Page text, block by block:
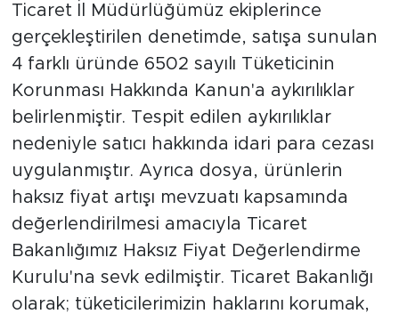
Ticaret İl Müdürlüğümüz ekiplerince
gerçekleştirilen denetimde, satışa sunulan
4 farklı üründe 6502 sayılı Tüketicinin
Korunması Hakkında Kanun'a aykırılıklar
belirlenmiştir. Tespit edilen aykırılıklar
nedeniyle satıcı hakkında idari para cezası
uygulanmıştır. Ayrıca dosya, ürünlerin
haksız fiyat artışı mevzuatı kapsamında
değerlendirilmesi amacıyla Ticaret
Bakanlığımız Haksız Fiyat Değerlendirme
Kurulu'na sevk edilmiştir. Ticaret Bakanlığı
olarak; tüketicilerimizin haklarını korumak,